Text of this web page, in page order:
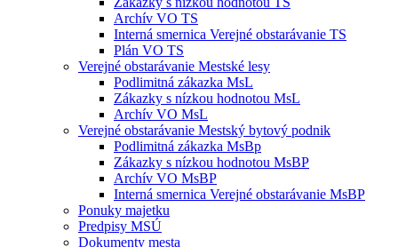
Archív VO TS
Interná smernica Verejné obstarávanie TS
Plán VO TS
Verejné obstarávanie Mestské lesy
Podlimitná zákazka MsL
Zákazky s nízkou hodnotou MsL
Archív VO MsL
Verejné obstarávanie Mestský bytový podnik
Podlimitná zákazka MsBp
Zákazky s nízkou hodnotou MsBP
Archív VO MsBP
Interná smernica Verejné obstarávanie MsBP
Ponuky majetku
Predpisy MSÚ
Dokumenty mesta